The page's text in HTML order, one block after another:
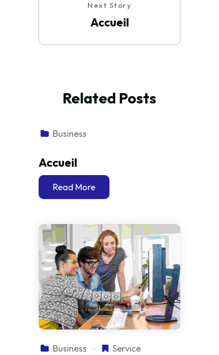
Next Story
Accueil
Related Posts
Business
Accueil
Read More
Business Service